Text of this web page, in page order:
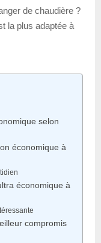
de chaudière ?
la plus adaptée à
selon
économique à
économique à
compromis